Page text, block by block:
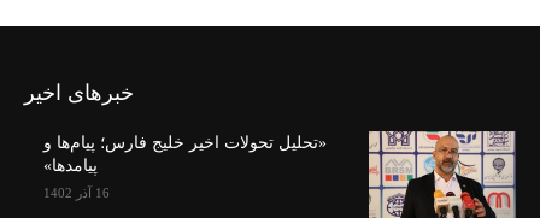
خبرهای اخیر
«تحلیل تحولات اخیر خلیج فارس؛ پیام‌ها و
پیامدها»
16 آذر 1402